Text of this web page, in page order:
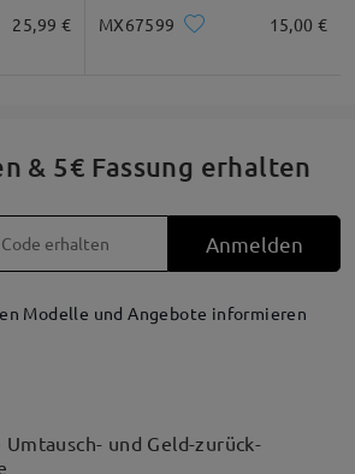
25,99 € MX67599 15,00 €
& 5€ Fassung erhalten
Anmelden
Modelle und Angebote informieren
Umtausch- und Geld-zurück-